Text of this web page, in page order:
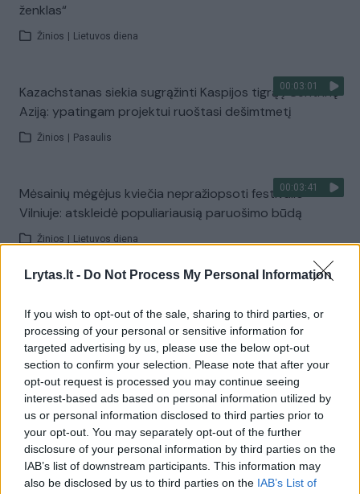
Lrytas.lt - Do Not Process My Personal Information
If you wish to opt-out of the sale, sharing to third parties, or
processing of your personal or sensitive information for
targeted advertising by us, please use the below opt-out
section to confirm your selection. Please note that after your
opt-out request is processed you may continue seeing
interest-based ads based on personal information utilized by
us or personal information disclosed to third parties prior to
your opt-out. You may separately opt-out of the further
disclosure of your personal information by third parties on the
IAB’s list of downstream participants. This information may
also be disclosed by us to third parties on the IAB’s List of
ženklas“
Žinios Lietuvos diena
00:03:01
Kazachstanas siekia sugrąžinti Kaspijos tigrą į Centrinę
Aziją: ypatingam projektui ruoštasi dešimtmetį
Žinios Pasaulis
00:03:41
Mėsainių mėgėjus kviečia nepražiopsoti festivalio
Vilniuje: atskleidė populiariausią paruošimo būdą
Žinios Lietuvos diena
Žiūrimiausi įrašai
00:00:49
Pateikė daugiau detalių apie iš tėvų paimtus šešis
vaikus: jiems kilusi grėsmė
Žinios Lietuvos diena